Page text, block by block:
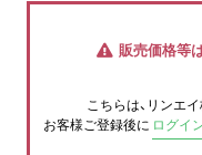
販売価格等
こちらは、リンエ
お客様ご登録後に ログイ